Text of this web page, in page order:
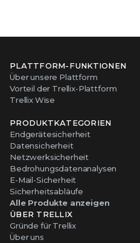
PLATTFORM-FUNKTIONEN
Über unsere Plattform
Vorteil der Trellix-Plattform
Trellix Wise
PRODUKTKATEGORIEN
Endgerätesicherheit
Datensicherheit
Netzwerksicherheit
Bedrohungsdatenanalysen
E-Mail-Sicherheit
Sicherheitsabläufe
Alle Produkte anzeigen
ÜBER TRELLIX
Gründe für Trellix
Über uns